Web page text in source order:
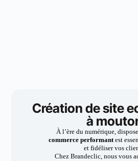
Création de site
à
À l’ère du numérique,
commerce performantest
et fidéliser vos
Chez Brandeclic, nous vous